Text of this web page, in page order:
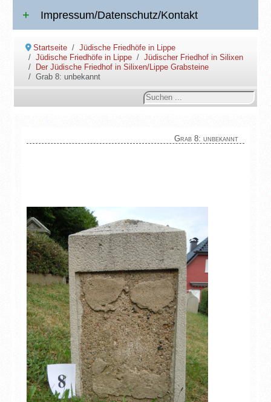
Impressum/Datenschutz/Kontakt
Startseite
Jüdische Friedhöfe in Lippe
Jüdische Friedhöfe in Lippe
Jüdischer Friedhof in Silixen
Der Jüdische Friedhof in Silixen/Lippe Grabsteine
Grab 8: unbekannt
Suchen
...
Grab 8: unbekannt